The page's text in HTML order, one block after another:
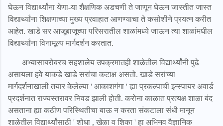
घेऊन विद्यार्थ्यांना येणा-या शैक्षणिक अडचणी ते जाणून घेऊन जास्तीत जास्त
विद्यार्थ्यांना शिक्षणाच्या मुख्य प्रवाहात आणण्याचा ते कसोशीने प्रयत्न करीत
आहेत. खाडे सर आजूबाजूच्या परिसरातील शाळांमध्ये जाऊन त्या शाळांमधील
विद्यार्थ्यांना विनामूल्य मार्गदर्शन करतात.
अभ्यासाबरोबरच सहशालेय उपक्रमातही शाळेतील विद्यार्थ्यांनी पुढे
असायला हवे याकडे खाडे सरांचा कटाक्ष असतो. खाडे सरांच्या
मार्गदर्शनाखाली तयार केलेल्या ' आकाशगंगा ' ह्या प्रकल्पाची इन्स्पायर अवार्ड
प्रदर्शनात राज्यस्तरावर निवड झाली होती. करोना काळात प्रत्यक्ष शाळा बंद
असताना ह्या कठीण परिस्थितीचा बाऊ न करता संकटाला संधी मानून
शाळेतील विद्यार्थ्यांसाठी ' शोधा , खेळा व शिका ' हा अभिनव वैज्ञानिक